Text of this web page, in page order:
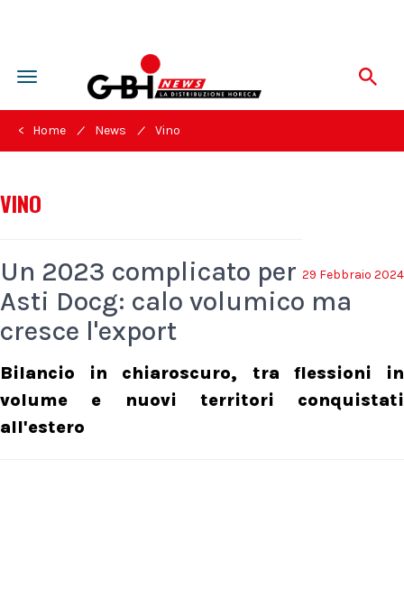
Toggle
navigation
< Home / News / Vino
VINO
29 Febbraio 2024
Un 2023 complicato per
Asti Docg: calo volumico ma
cresce l'export
Bilancio in chiaroscuro, tra flessioni in
volume e nuovi territori conquistati
all'estero